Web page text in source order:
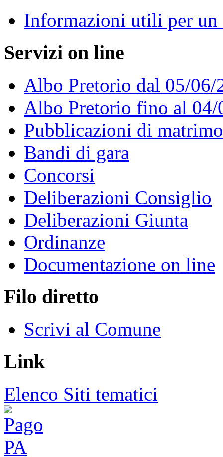
Informazioni utili per un
Servizi on line
Albo Pretorio dal 05/06/
Albo Pretorio fino al 04/
Pubblicazioni di
Bandi di gara
Concorsi
Deliberazioni Consiglio
Deliberazioni Giunta
Ordinanze
Documentazione on line
Filo diretto
Scrivi al Comune
Link
Elenco Siti tematici